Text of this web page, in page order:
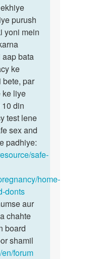
purush
yoni mein
aap bata
ke
bete, par
ke liye
din
test lene
sex and
padhiye:
safe-
home-
donts
aur
chahte
board
shamil
forum